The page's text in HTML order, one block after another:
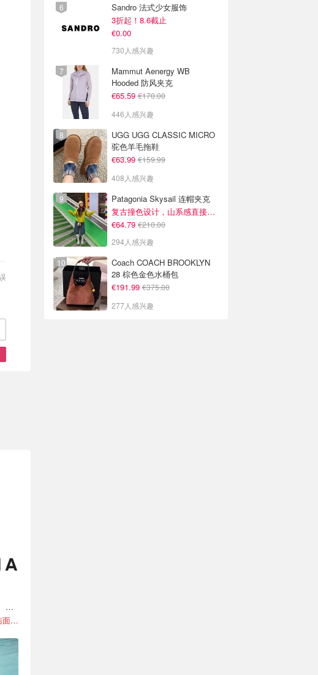
黑
4折起+叠8折 Chanel洁面罕见€43
Sandro 法式少女服饰
3折起！8.6截止
€0.00
730人感兴趣
Mammut Aenergy WB
Hooded 防风夹克
€65.59 €170.00
446人感兴趣
UGG UGG CLASSIC MICRO
驼色羊毛拖鞋
€63.99 €159.99
408人感兴趣
Patagonia Skysail 连帽夹克
复古撞色设计，山系感直接拉满
€64.79 €210.00
294人感兴趣
Coach COACH BROOKLYN
28 棕色金色水桶包
€191.99 €375.00
277人感兴趣